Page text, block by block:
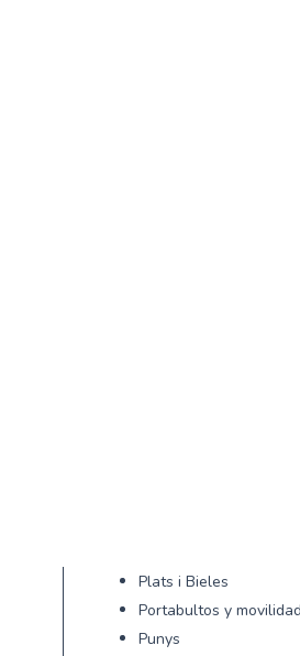
Plats i Bieles
Portabultos y movilidad
Punys